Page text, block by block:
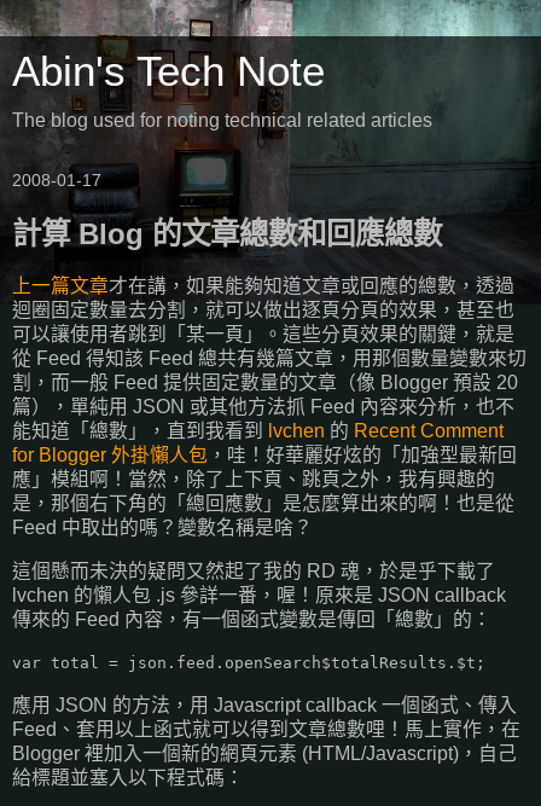
Abin's Tech Note
The blog used for noting technical related articles
2008-01-17
計算 Blog 的文章總數和回應總數
上一篇文章才在講，如果能夠知道文章或回應的總數，透過
迴圈固定數量去分割，就可以做出逐頁分頁的效果，甚至也
可以讓使用者跳到「某一頁」。這些分頁效果的關鍵，就是
從 Feed 得知該 Feed 總共有幾篇文章，用那個數量變數來切
割，而一般 Feed 提供固定數量的文章（像 Blogger 預設 20
篇），單純用 JSON 或其他方法抓 Feed 內容來分析，也不
能知道「總數」，直到我看到
lvchen 的 Recent Comment
for Blogger 外掛懶人包 ，哇！好華麗好炫的「加強型最新回
應」模組啊！當然，除了上下頁、跳頁之外，我有興趣的
是，那個右下角的「總回應數」是怎麼算出來的啊！也是從
Feed 中取出的嗎？變數名稱是啥？
這個懸而未決的疑問又然起了我的 RD 魂，於是乎下載了
lvchen 的懶人包 .js 參詳一番，喔！原來是 JSON callback
傳來的 Feed 內容，有一個函式變數是傳回「總數」的：
var total = json.feed.openSearch$totalResults.$t;
應用 JSON 的方法，用 Javascript callback 一個函式、傳入
Feed、套用以上函式就可以得到文章總數哩！馬上實作，在
Blogger 裡加入一個新的網頁元素 (HTML/Javascript)，自己
給標題並塞入以下程式碼：